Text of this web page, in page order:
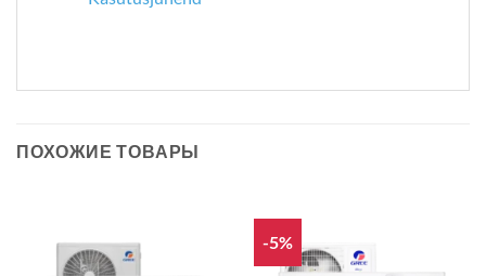
ПОХОЖИЕ ТОВАРЫ
-5%